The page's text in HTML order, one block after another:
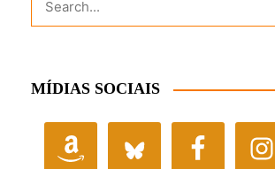
MÍDIAS SOCIAIS